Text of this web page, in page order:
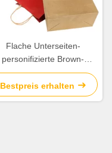
Flache Unterseiten-
personifizierte Brown-
Papiertüten mit
Papierkordel-Griff
Bestpreis erhalten